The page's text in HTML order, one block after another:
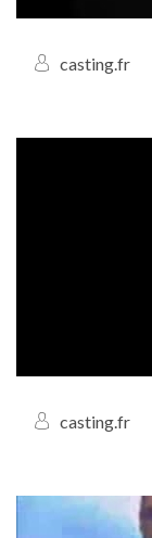
casting.fr
casting.fr